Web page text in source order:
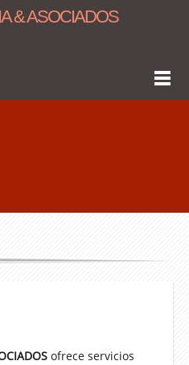
& ASOCIADOS
ofrece servicios